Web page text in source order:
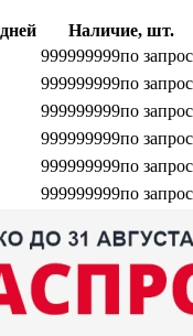
Наличие, шт.
999999999по
999999999по
999999999по
999999999по
999999999по
999999999по